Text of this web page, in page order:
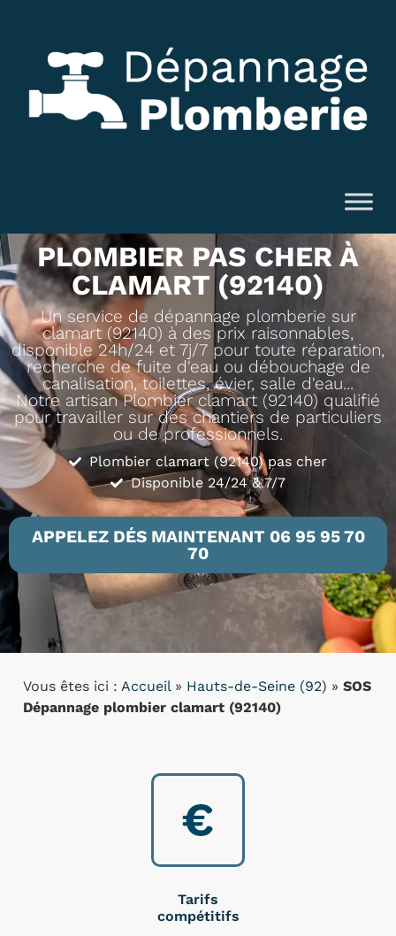
PLOMBIER PAS CHER À
CLAMART (92140)
Un service de dépannage plomberie sur
clamart (92140) à des prix raisonnables,
disponible 24h/24 et 7j/7 pour toute réparation,
recherche de fuite d'eau ou débouchage de
canalisation, toilettes, évier, salle d'eau...
Notre artisan Plombier clamart (92140) qualifié
pour travailler sur des chantiers de particuliers
ou de professionnels.
Plombier clamart (92140) pas cher
Disponible 24/24 & 7/7
APPELEZ DÉS MAINTENANT 06 95 95 70
70
Vous êtes ici : Accueil» Hauts-de-Seine (92) » SOS
Dépannage plombier clamart (92140)
Tarifs
compétitifs